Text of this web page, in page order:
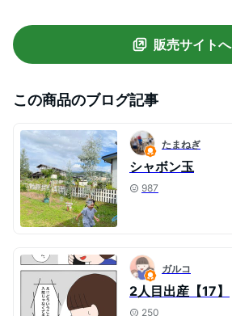
NP0527
販売サイトへ
この商品のブログ記事
たまねぎ
シャボン玉
987
ガルコ
2人目出産【17】
250